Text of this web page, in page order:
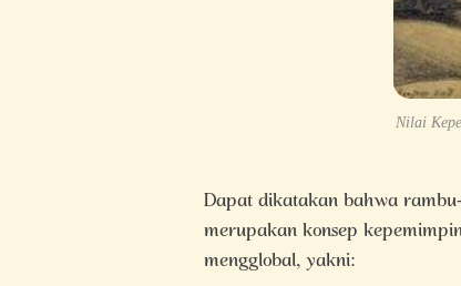
Nilai
Dapat dikatakan bahwa
merupakan konsep
mengglobal, yakni: